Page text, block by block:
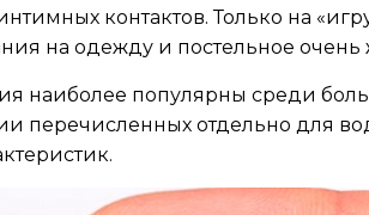
контактов. Только на
на одежду и постельное очень
наиболее популярны среди
перечисленных отдельно для